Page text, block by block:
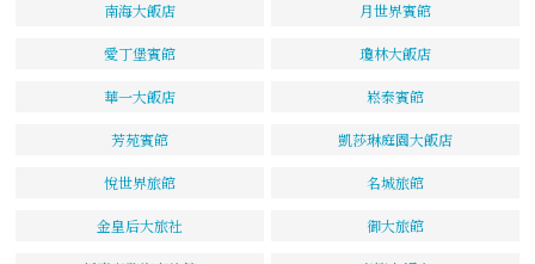
南海大飯店 月世界賓館
愛丁堡賓館 瓊林大飯店
華一大飯店 崧泰賓館
芳苑賓館 凱莎琳庭園大飯店
悅世界旅館 名城旅館
金皇后大旅社 御大旅館